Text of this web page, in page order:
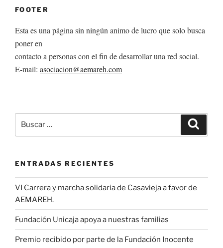
FOOTER
Esta es una página sin ningún animo de lucro que solo busca
poner en
contacto a personas con el fin de desarrollar una red social.
E-mail: asociacion@aemareh.com
por:
ENTRADAS RECIENTES
VI Carrera y marcha solidaria de Casavieja a favor de
AEMAREH.
Fundación Unicaja apoya a nuestras familias
Premio recibido por parte de la Fundación Inocente